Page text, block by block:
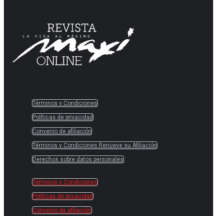
Términos y Condiciones
Políticas de privacidad
Convenio de afiliación
Términos y Condiciones Renueve su Afiliación
Derechos sobre datos personales
Términos y Condiciones
Políticas de privacidad
Convenio de afiliación